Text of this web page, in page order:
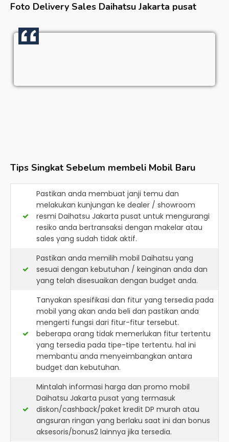
Foto Delivery Sales Daihatsu Jakarta pusat
Tips Singkat Sebelum membeli Mobil Baru
Pastikan anda membuat janji temu dan
melakukan kunjungan ke dealer / showroom
resmi Daihatsu Jakarta pusat untuk mengurangi
resiko anda bertransaksi dengan makelar atau
sales yang sudah tidak aktif.
Pastikan anda memilih mobil Daihatsu yang
sesuai dengan kebutuhan / keinginan anda dan
yang telah disesuaikan dengan budget anda.
Tanyakan spesifikasi dan fitur yang tersedia pada
mobil yang akan anda beli dan pastikan anda
mengerti fungsi dari fitur-fitur tersebut.
beberapa orang tidak memerlukan fitur tertentu
yang tersedia pada tipe-tipe tertentu. hal ini
membantu anda menyeimbangkan antara
budget dan kebutuhan.
Mintalah informasi harga dan promo mobil
Daihatsu Jakarta pusat yang termasuk
diskon/cashback/paket kredit DP murah atau
angsuran ringan yang berlaku saat ini dan bonus
aksesoris/bonus2 lainnya jika tersedia.